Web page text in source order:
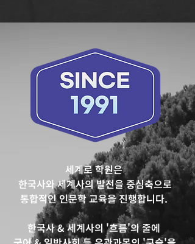
세계로 학원은
한국사와 세계사의 발전을 중심축으로
​통합적인 인문학 교육을 진행합니다.
​한국사 & 세계사의 '흐름'의 줄에